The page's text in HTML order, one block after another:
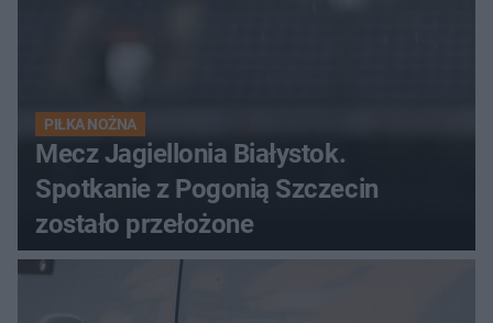
PIŁKA NOŻNA
Mecz Jagiellonia Białystok.
Spotkanie z Pogonią Szczecin
zostało przełożone